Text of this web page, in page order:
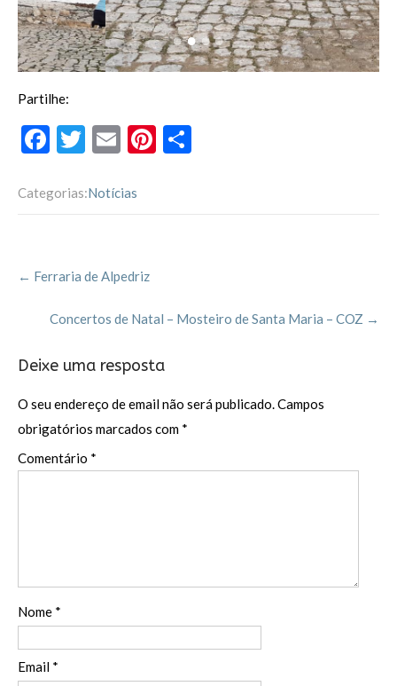
Partilhe:
F
e
o
k
T
itt
E
ai
Pi
Categorias:Notícias
navigation
← Ferraria de Alpedriz
Concertos de Natal – Mosteiro de Santa Maria – COZ →
Deixe uma resposta
O seu endereço de email não será publicado.Campos
obrigatórios marcados com *
Comentário *
Nome *
Email *